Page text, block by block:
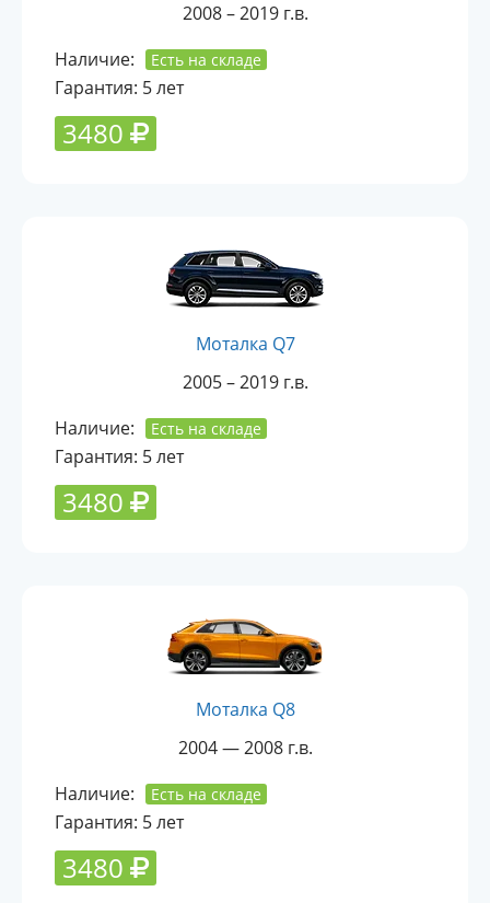
2008 – 2019 г.в.
Наличие:
Есть на складе
Гарантия: 5 лет
3480
Моталка Q7
2005 – 2019 г.в.
Наличие:
Есть на складе
Гарантия: 5 лет
3480
Моталка Q8
2004 — 2008 г.в.
Наличие:
Есть на складе
Гарантия: 5 лет
3480